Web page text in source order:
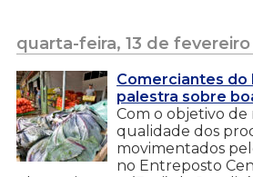
quarta-feira, 13 de fevereiro
Comerciantes do
palestra sobre
Com o objetivo de
qualidade dos
movimentados
no Entreposto